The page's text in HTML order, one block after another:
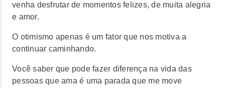
venha desfrutar de momentos felizes, de muita alegria
e amor.
O otimismo apenas é um fator que nos motiva a
continuar caminhando.
Você saber que pode fazer diferença na vida das
pessoas que ama é uma parada que me move